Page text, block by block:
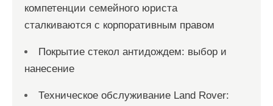
компетенции семейного юриста
сталкиваются с корпоративным правом
Покрытие стекол антидождем: выбор и
нанесение
Техническое обслуживание Land Rover: